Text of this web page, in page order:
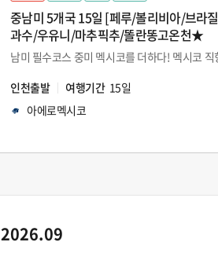
중남미 5개국 15일 [페루/볼리비아/브라
과수/우유니/마추픽추/똘란똥고온천★
남미 필수코스 중미 멕시코를 더하다! 멕시코
인천출발
여행기간 15일
아에로멕시코
2026.09